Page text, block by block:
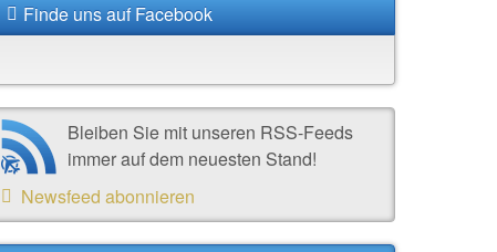
Finde uns auf Facebook
Bleiben Sie mit unseren RSS-Feeds
immer auf dem neuesten Stand!
Newsfeed abonnieren